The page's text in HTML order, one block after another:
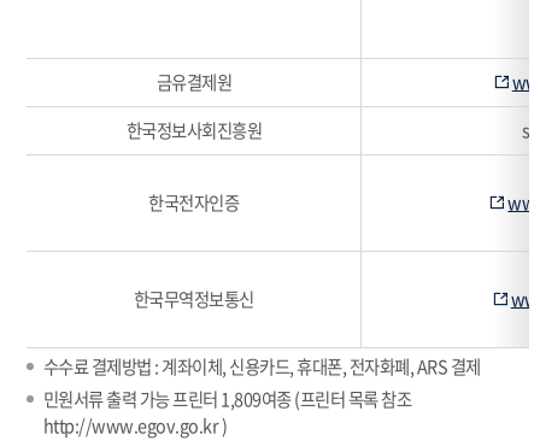
금유결제원
한국정보사회진흥원
한국전자인증
한국무역정보통신
수수료 결제방법 : 계좌이체, 신용카드, 휴대폰, 전자화폐, ARS 결제
민원서류 출력 가능 프린터 1,809여종 (프린터 목록 참조
http://www.egov.go.kr )